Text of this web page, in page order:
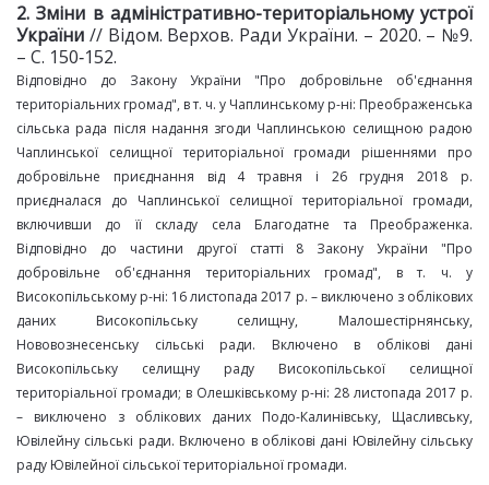
2. Зміни в адміністративно-територіальному устрої
України // Відом. Верхов. Ради України. – 2020. – №9.
– С. 150‑152.
Відповідно до Закону України "Про добровільне об'єднання
територіальних громад", в т. ч. у Чаплинському р-ні: Преображенська
сільська рада після надання згоди Чаплинською селищною радою
Чаплинської селищної територіальної громади рішеннями про
добровільне приєднання від 4 травня і 26 грудня 2018 р.
приєдналася до Чаплинської селищної територіальної громади,
включивши до її складу села Благодатне та Преображенка.
Відповідно до частини другої статті 8 Закону України "Про
добровільне об'єднання територіальних громад", в т. ч. у
Високопільському р-ні: 16 листопада 2017 р. – виключено з облікових
даних Високопільську селищну, Малошестірнянську,
Нововознесенську сільські ради. Включено в облікові дані
Високопільську селищну раду Високопільської селищної
територіальної громади; в Олешківському р-ні: 28 листопада 2017 р.
– виключено з облікових даних Подо-Калинівську, Щасливську,
Ювілейну сільські ради. Включено в облікові дані Ювілейну сільську
раду Ювілейної сільської територіальної громади.